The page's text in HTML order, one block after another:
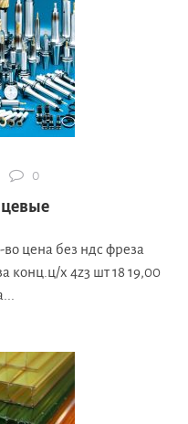
0
цена без ндс фреза
конц.ц/х 4z3 шт 18 19,00